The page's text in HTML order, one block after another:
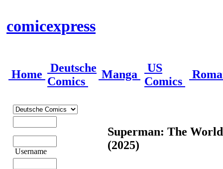
comicexpress
Home
Deutsche
Comics
Manga
US
Comics
Username
Superman: The
(2025)